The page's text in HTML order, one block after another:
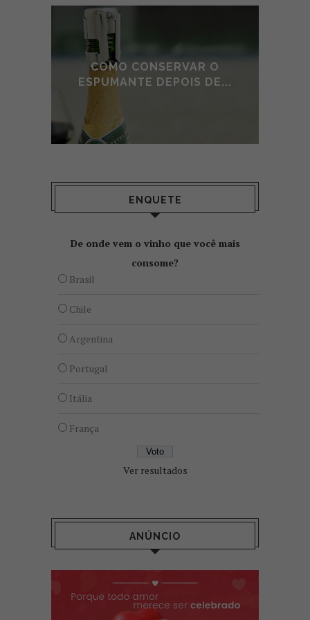
COMO CONSERVAR O
ESPUMANTE DEPOIS DE...
ENQUETE
De onde vem o vinho que você mais
consome?
Brasil
Chile
Argentina
Portugal
Itália
França
Ver resultados
ANÚNCIO